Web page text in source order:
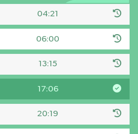
04:21
06:00
13:15
17:06
20:19